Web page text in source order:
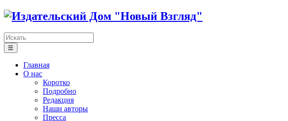
☰
Главная
О нас
Коротко
Подробно
Редакция
Наши авторы
Пресса